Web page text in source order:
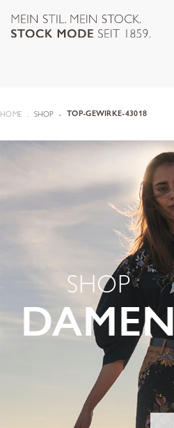
HOME SHOP TOP-GEWIRKE-43018
SHOP
DAMEN